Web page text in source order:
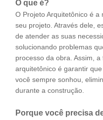
O que é?
O Projeto Arquitetônico é
seu projeto. Através dele,
de atender as suas
solucionando problemas
processo da obra. Assim,
arquitetônico é garantir
você sempre sonhou,
durante a construção.
Porque você precisa